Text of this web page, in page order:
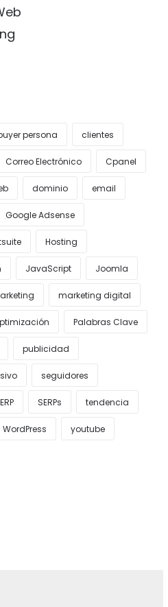
persona clientes
Correo Electrónico Cpanel
dominio email
Google Adsense
Hosting
JavaScript Joomla
marketing digital
Palabras Clave
publicidad
seguidores
SERPs tendencia
WordPress youtube